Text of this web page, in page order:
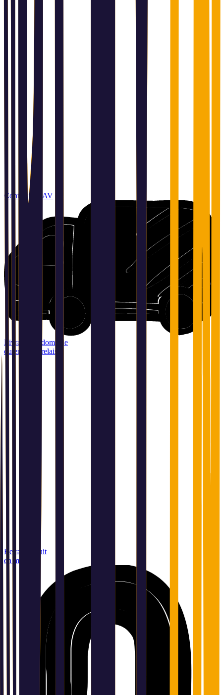
Contact et SAV
Livraison à domicile
ou en point relais
Retrait gratuit
en magasin